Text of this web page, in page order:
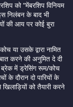
को “मेंबरशिप विनियम
निलंबन के बाद भी
की आय पर कोई बुरा
या उसके द्वारा नामित
करने की अनुमित दे दी
ब्रेक में ड्रेसिंग रूम/कोच
दौरान दो पारियों के
को तैयारी करने